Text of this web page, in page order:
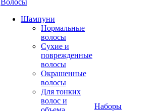
Волосы
Шампуни
Нормальные
волосы
Сухие и
поврежденные
волосы
Окрашенные
волосы
Для тонких
волос и
Наборы